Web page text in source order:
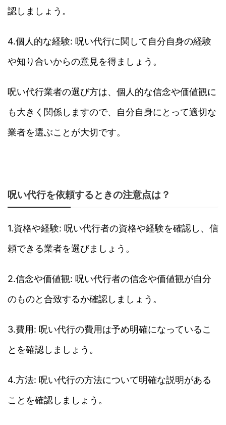
認しましょう。
4.個人的な経験: 呪い代行に関して自分自身の経験
や知り合いからの意見を得ましょう。
呪い代行業者の選び方は、個人的な信念や価値観に
も大きく関係しますので、自分自身にとって適切な
業者を選ぶことが大切です。
呪い代行を依頼するときの注意点は？
1.資格や経験: 呪い代行者の資格や経験を確認し、信
頼できる業者を選びましょう。
2.信念や価値観: 呪い代行者の信念や価値観が自分
のものと合致するか確認しましょう。
3.費用: 呪い代行の費用は予め明確になっているこ
とを確認しましょう。
4.方法: 呪い代行の方法について明確な説明がある
ことを確認しましょう。